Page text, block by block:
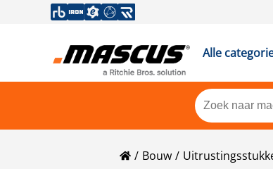
Alle
Bouw